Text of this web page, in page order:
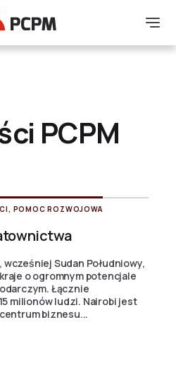
Logo
PCPM
, POMOC ROZWOJOWA
wcześniej Sudan Południowy,
o ogromnym potencjale
Łącznie
milionów ludzi. Nairobi jest
biznesu...